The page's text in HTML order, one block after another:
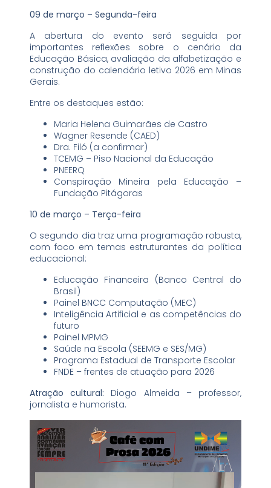
09 de março – Segunda-feira
A abertura do evento será seguida por
importantes reflexões sobre o cenário da
Educação Básica, avaliação da alfabetização e
construção do calendário letivo 2026 em Minas
Gerais.
Entre os destaques estão:
Maria Helena Guimarães de Castro
Wagner Resende (CAED)
Dra. Filó (a confirmar)
TCEMG – Piso Nacional da Educação
PNEERQ
Conspiração Mineira pela Educação –
Fundação Pitágoras
10 de março – Terça-feira
O segundo dia traz uma programação robusta,
com foco em temas estruturantes da política
educacional:
Educação Financeira (Banco Central do
Brasil)
Painel BNCC Computação (MEC)
Inteligência Artificial e as competências do
futuro
Painel MPMG
Saúde na Escola (SEEMG e SES/MG)
Programa Estadual de Transporte Escolar
FNDE – frentes de atuação para 2026
Atração cultural: Diogo Almeida – professor,
jornalista e humorista.